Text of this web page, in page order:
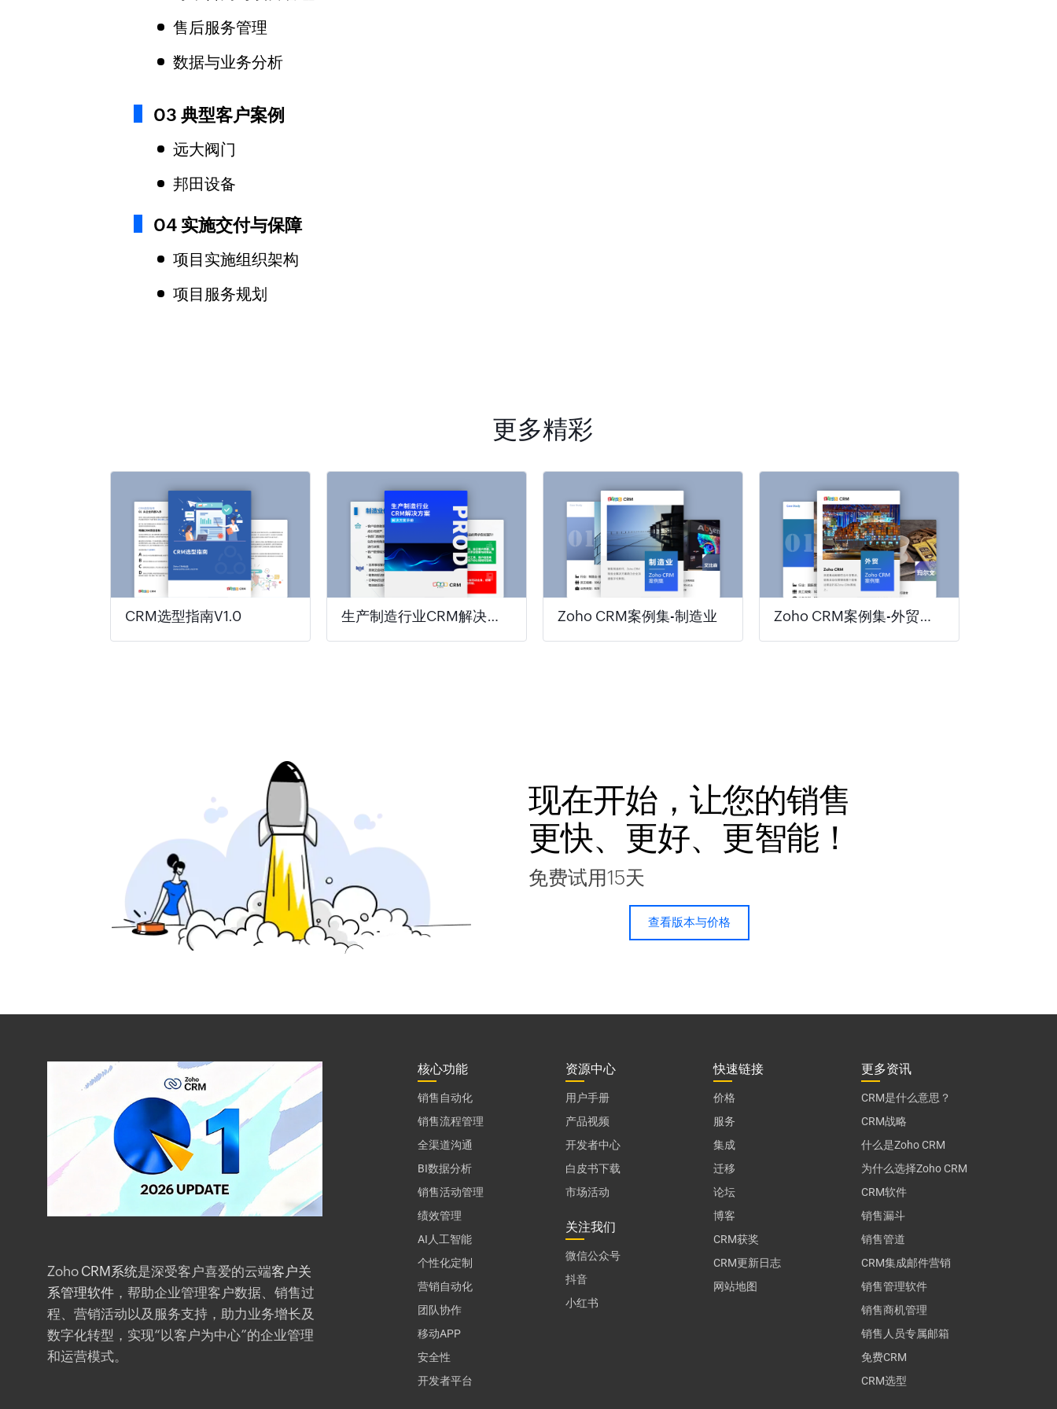
售后服务管理
数据与业务分析
03 典型客户案例
远大阀门
邦田设备
04 实施交付与保障
项目实施组织架构
项目服务规划
更多精彩
CRM选型指南V1.0 生产制造行业CRM解决方案 Zoho CRM案例集-制造业 Zoho CRM案例集-外贸行业
现在开始，让您的销售
更快、更好、更智能！
免费试用15天
查看版本与价格
Zoho CRM系统是深受客户喜爱的云端客户关
系管理软件 ，帮助企业管理客户数据、销售过
程、营销活动以及服务支持，助力业务增长及
数字化转型，实现“以客户为中心”的企业管理
和运营模式。
核心功能
销售自动化
销售流程管理
全渠道沟通
BI数据分析
销售活动管理
绩效管理
AI人工智能
个性化定制
营销自动化
团队协作
移动APP
安全性
开发者平台
资源中心
用户手册
产品视频
开发者中心
白皮书下载
市场活动
关注我们
微信公众号
抖音
小红书
快速链接
价格
服务
集成
迁移
论坛
博客
CRM获奖
CRM更新日志
网站地图
更多资讯
CRM是什么意思？
CRM战略
什么是Zoho CRM
为什么选择Zoho CRM
CRM软件
销售漏斗
销售管道
CRM集成邮件营销
销售管理软件
销售商机管理
销售人员专属邮箱
免费CRM
CRM选型